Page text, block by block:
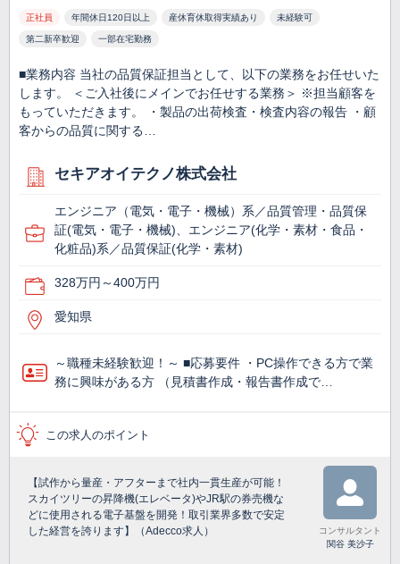
正社員 年間休日120日以上 産休育休取得実績あり 未経験可
第二新卒歓迎 一部在宅勤務
■業務内容 当社の品質保証担当として、以下の業務をお任せいた
します。 ＜ご入社後にメインでお任せする業務＞ ※担当顧客を
もっていただきます。 ・製品の出荷検査・検査内容の報告 ・顧
客からの品質に関する…
セキアオイテクノ株式会社
エンジニア（電気・電子・機械）系／品質管理・品質保
証(電気・電子・機械)、エンジニア(化学・素材・食品・
化粧品)系／品質保証(化学・素材)
328万円～400万円
愛知県
～職種未経験歓迎！～ ■応募要件 ・PC操作できる方で業
務に興味がある方 （見積書作成・報告書作成で…
この求人のポイント
【試作から量産・アフターまで社内一貫生産が可能！
スカイツリーの昇降機(エレベータ)やJR駅の券売機な
どに使用される電子基盤を開発！取引業界多数で安定
した経営を誇ります】（Adecco求人）
コンサルタント
関谷 美沙子